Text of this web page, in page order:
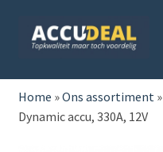
door
naar
direct
naar
HOME
AUTO
Home »Ons assortiment»
Dynamic accu, 330A, 12V